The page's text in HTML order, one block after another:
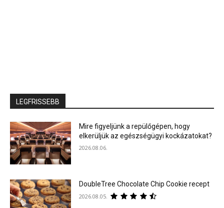
LEGFRISSEBB
Mire figyeljünk a repülőgépen, hogy
elkerüljük az egészségügyi kockázatokat?
2026.08.06.
DoubleTree Chocolate Chip Cookie recept
2026.08.05.